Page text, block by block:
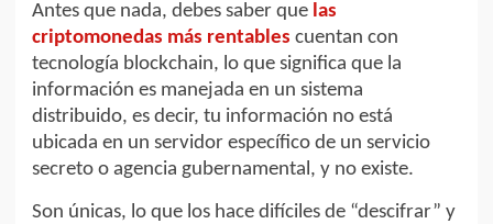
Antes que nada, debes saber que las
criptomonedas más rentables cuentan con
tecnología blockchain, lo que significa que la
información es manejada en un sistema
distribuido, es decir, tu información no está
ubicada en un servidor específico de un servicio
secreto o agencia gubernamental, y no existe.
Son únicas, lo que los hace difíciles de “descifrar” y